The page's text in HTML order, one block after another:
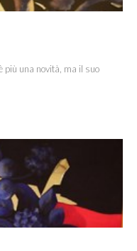
più una novità, ma il suo